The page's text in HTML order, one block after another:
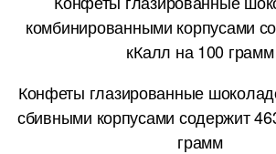
комбинированными корпусами
кКалл на 100 грамм
Конфеты глазированные
сбивными корпусами содержит
грамм